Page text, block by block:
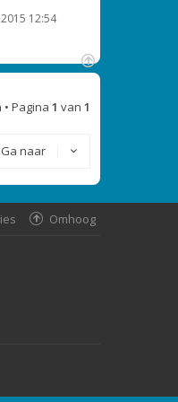
12:54
O
Pagina 1 van 1
Ga naar
Omhoog